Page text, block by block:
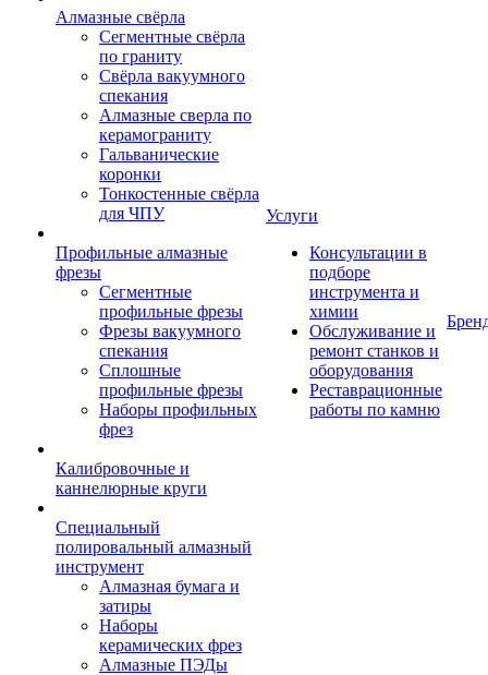
Алмазные свёрла
Сегментные свёрла
по граниту
Свёрла вакуумного
спекания
Алмазные сверла по
керамограниту
Гальванические
коронки
Тонкостенные свёрла
для ЧПУ
Профильные алмазные
фрезы
Сегментные
профильные фрезы
Фрезы вакуумного
спекания
Сплошные
профильные фрезы
Наборы профильных
фрез
Калибровочные и
каннелюрные круги
Специальный
полировальный алмазный
инструмент
Алмазная бумага и
затиры
Наборы
керамических фрез
Алмазные ПЭДы
Услуги
Консультации в
подборе
инструмента и
химии
Обслуживание и
ремонт станков и
оборудования
Реставрационные
работы по камню